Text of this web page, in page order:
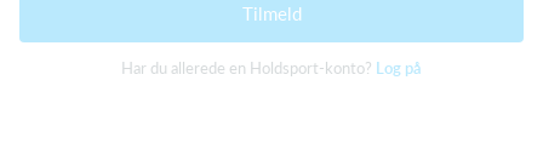
Tilmeld
Har du allerede en Holdsport-konto? Log på